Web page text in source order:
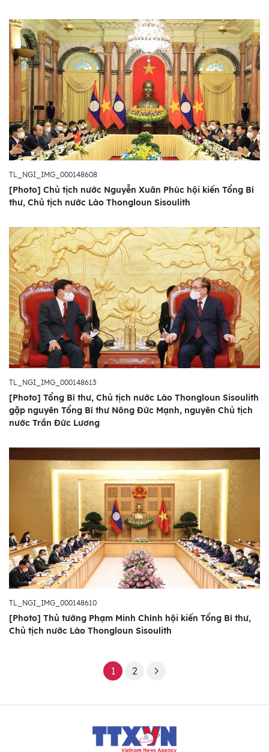
TL_NGI_IMG_000148608
[Photo] Chủ tịch nước Nguyễn Xuân Phúc hội kiến Tổng Bí
thư, Chủ tịch nước Lào Thongloun Sisoulith
TL_NGI_IMG_000148613
[Photo] Tổng Bí thư, Chủ tịch nước Lào Thongloun Sisoulith
gặp nguyên Tổng Bí thư Nông Đức Mạnh, nguyên Chủ tịch
nước Trần Đức Lương
TL_NGI_IMG_000148610
[Photo] Thủ tướng Phạm Minh Chính hội kiến Tổng Bí thư,
Chủ tịch nước Lào Thongloun Sisoulith
1 2